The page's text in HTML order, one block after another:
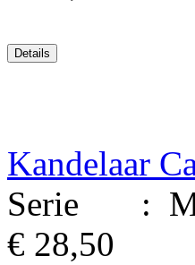
Kandelaar
Serie :
€ 28,50